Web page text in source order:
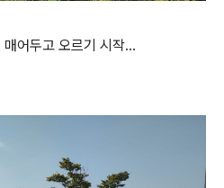
어두고 오르기 시작...